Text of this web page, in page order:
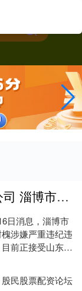
东莞市股票配资公司 淄博市人大常委会原副主任王树槐接受审查调查
日消息，淄博市
涉嫌严重违纪违
前正接受山东省
查。....
股民股票配资论坛